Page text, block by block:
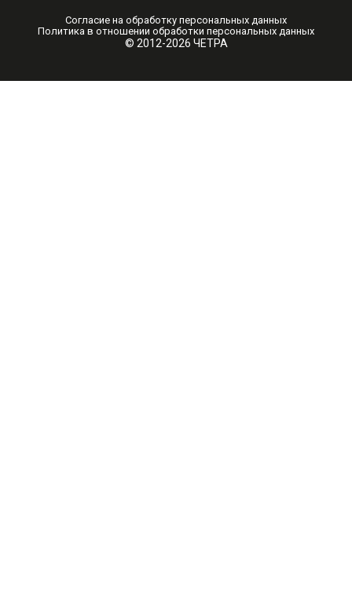
© 2012-2026 ЧЕТРА
Согласие на обработку персональных данных
Политика в отношении обработки персональных данных